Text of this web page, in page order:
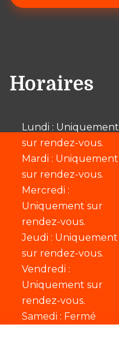
Horaires
Lundi : Uniquement
sur rendez-vous.
Mardi : Uniquement
sur rendez-vous.
Mercredi :
Uniquement sur
rendez-vous.
Jeudi : Uniquement
sur rendez-vous.
Vendredi :
Uniquement sur
rendez-vous.
Samedi : Fermé